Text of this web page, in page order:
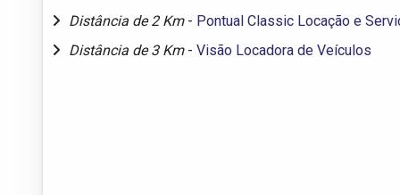
Distância de 2 Km - Pontual Classic Locação e
Distância de 3 Km - Visão Locadora de Veículos